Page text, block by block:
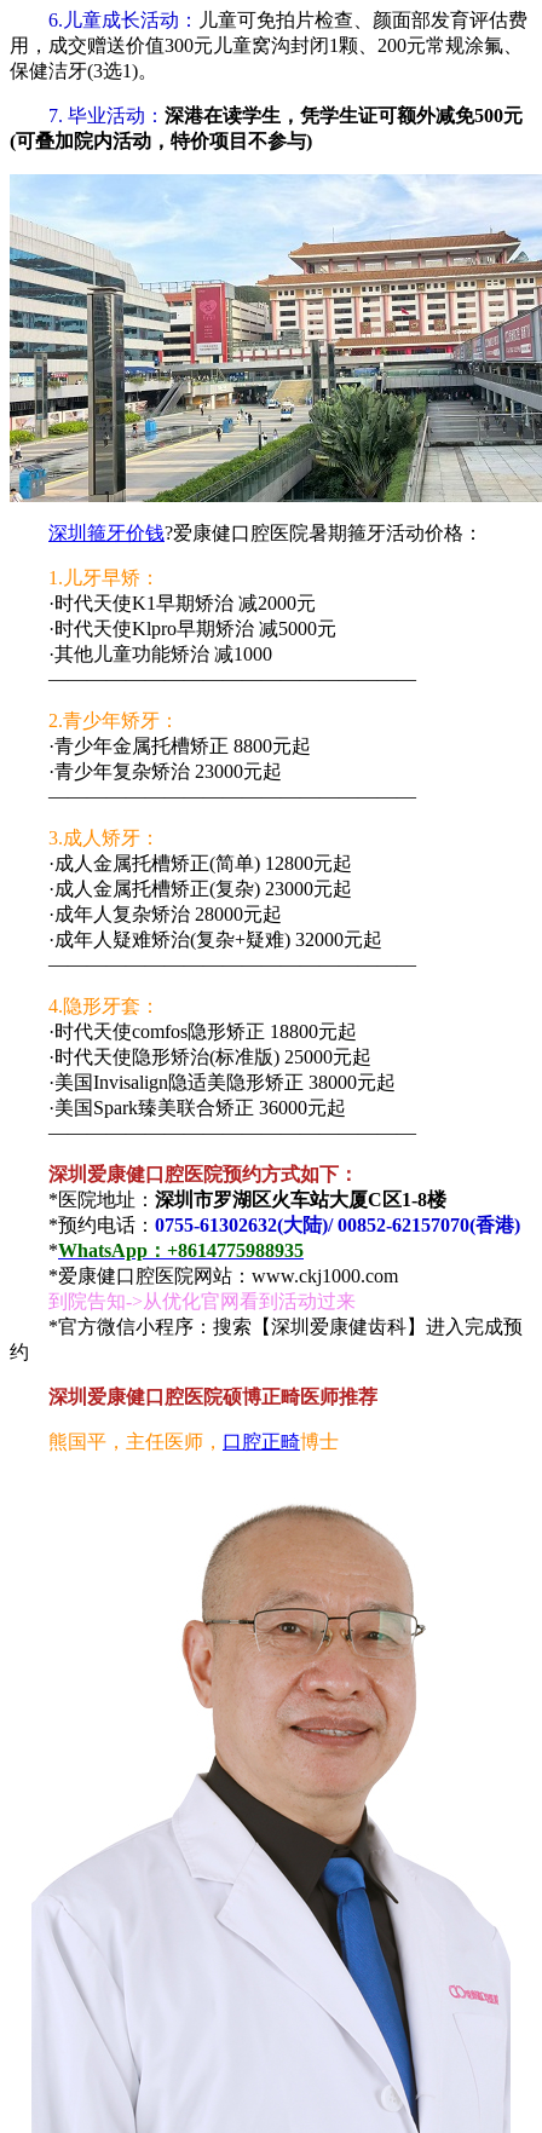
6.儿童成长活动：
儿童可免拍片检查、颜面部发育评估费
用，成交赠送价值300元儿童窝沟封闭1颗、200元常规涂氟、
保健洁牙(3选1)。
7. 毕业活动： 深港在读学生，凭学生证可额外减免500元
(可叠加院内活动，特价项目不参与)
深圳箍牙价钱?爱康健口腔医院暑期箍牙活动价格：
1.儿牙早矫：
·时代天使K1早期矫治 减2000元
·时代天使Klpro早期矫治 减5000元
·其他儿童功能矫治 减1000
———————————————————
2.青少年矫牙：
·青少年金属托槽矫正 8800元起
·青少年复杂矫治 23000元起
———————————————————
3.成人矫牙：
·成人金属托槽矫正(简单) 12800元起
·成人金属托槽矫正(复杂) 23000元起
·成年人复杂矫治 28000元起
·成年人疑难矫治(复杂+疑难) 32000元起
———————————————————
4.隐形牙套：
·时代天使comfos隐形矫正 18800元起
·时代天使隐形矫治(标准版) 25000元起
·美国Invisalign隐适美隐形矫正 38000元起
·美国Spark臻美联合矫正 36000元起
———————————————————
深圳爱康健口腔医院预约方式如下：
*医院地址： 深圳市罗湖区火车站大厦C区1-8楼
*预约电话： 0755-61302632(大陆)/ 00852-62157070(香港)
*WhatsApp：+8614775988935
*爱康健口腔医院网站：www.ckj1000.com
到院告知->从优化官网看到活动过来
*官方微信小程序：搜索【深圳爱康健齿科】进入完成预
约
深圳爱康健口腔医院硕博正畸医师推荐
熊国平，主任医师， 口腔正畸博士